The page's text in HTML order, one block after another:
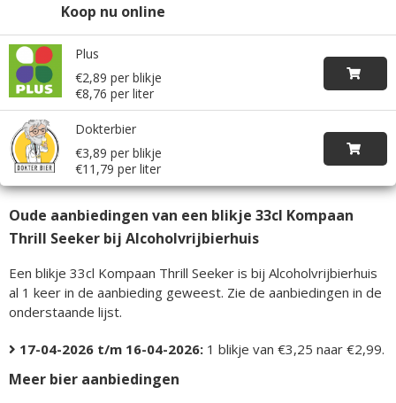
Koop nu online
Plus
€2,89 per blikje
€8,76 per liter
Dokterbier
€3,89 per blikje
€11,79 per liter
Oude aanbiedingen van een blikje 33cl Kompaan
Thrill Seeker bij Alcoholvrijbierhuis
Een blikje 33cl Kompaan Thrill Seeker is bij Alcoholvrijbierhuis
al 1 keer in de aanbieding geweest. Zie de aanbiedingen in de
onderstaande lijst.
17-04-2026 t/m 16-04-2026: 1 blikje van €3,25 naar €2,99.
Meer bier aanbiedingen